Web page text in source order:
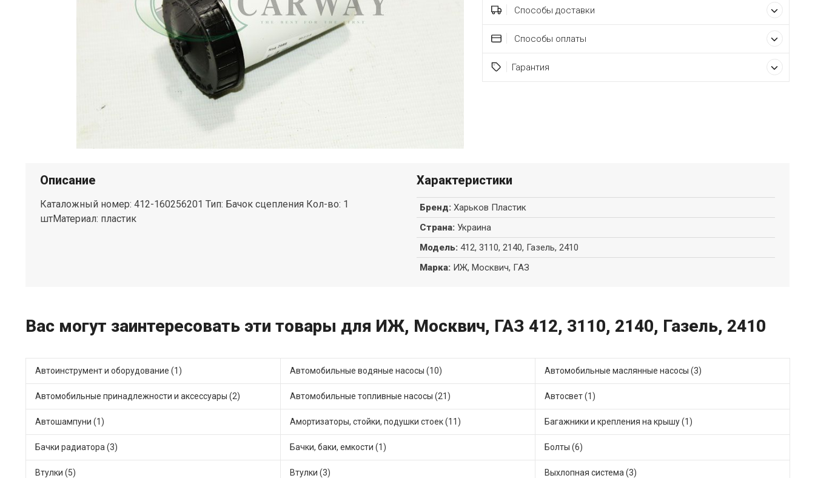
Способы доставки
Способы оплаты
Гарантия
Описание
Каталожный номер: 412-160256201 Тип: Бачок сцепления Кол-во: 1
штМатериал: пластик
Характеристики
Бренд: Харьков Пластик
Страна: Украина
Модель: 412, 3110, 2140, Газель, 2410
Марка: ИЖ, Москвич, ГАЗ
Вас могут заинтересовать эти товары для ИЖ, Москвич, ГАЗ 412, 3110, 2140, Газель, 2410
Автоинструмент и оборудование (1) Автомобильные водяные насосы (10) Автомобильные маслянные насосы (3)
Автомобильные принадлежности и аксессуары (2) Автомобильные топливные насосы (21) Автосвет (1)
Автошампуни (1) Амортизаторы, стойки, подушки стоек (11) Багажники и крепления на крышу (1)
Бачки радиатора (3) Бачки, баки, емкости (1) Болты (6)
Втулки (5) Втулки (3) Выхлопная система (3)